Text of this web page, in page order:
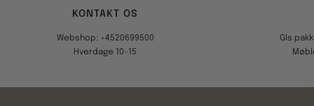
KONTAKT OS
Webshop: +4520699500
Hverdage 10-15
Gls